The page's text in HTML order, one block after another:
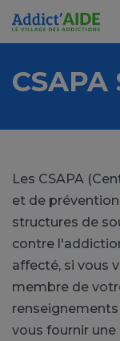
Aller au contenu
Les CSAPA
et de
structures de
contre
affecté, si vous
membre de
vous fournir
Panneau de